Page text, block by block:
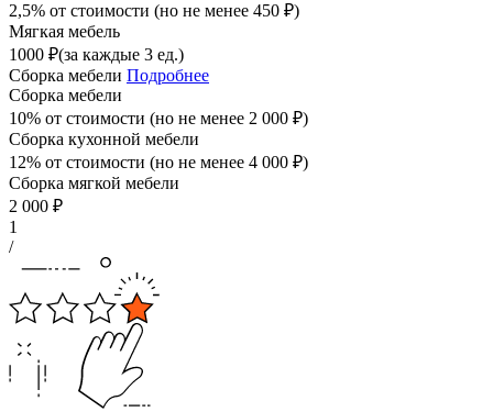
2,5% от стоимости (но не менее 450 ₽)
Мягкая мебель
1000 ₽(за каждые 3 ед.)
Сборка мебели Подробнее
Сборка мебели
10% от стоимости (но не менее 2 000 ₽)
Сборка кухонной мебели
12% от стоимости (но не менее 4 000 ₽)
Сборка мягкой мебели
2 000 ₽
1
/